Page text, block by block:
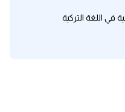
في اللغة التركية